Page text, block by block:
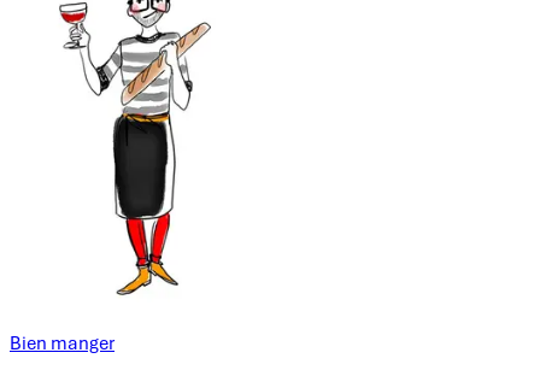
Bien manger